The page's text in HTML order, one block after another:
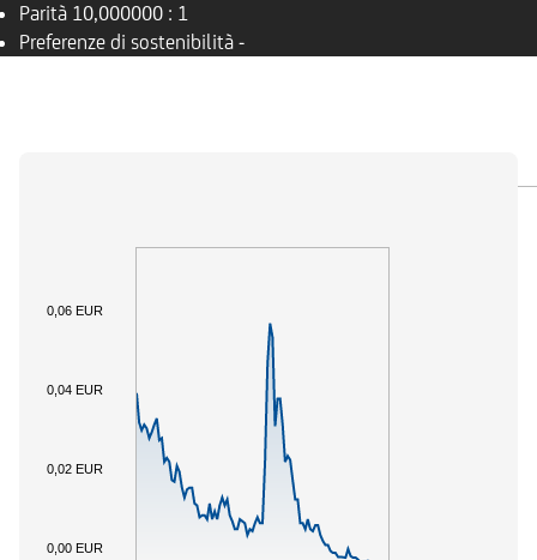
Parità 10,000000 : 1
Preferenze di sostenibilità -
0,00 EUR
0,02 EUR
0,04 EUR
0,06 EUR